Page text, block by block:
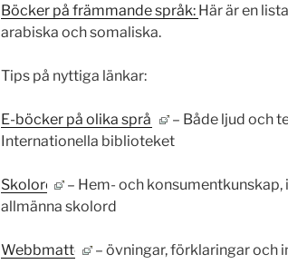
Böcker på främmande språk: Här är en
arabiska och somaliska.
Tips på nyttiga länkar:
E-böcker på olika språk
– Både ljud och
Internationella biblioteket
Skolord
– Hem- och
allmänna skolord
Webbmatte – övningar, förklaringar och